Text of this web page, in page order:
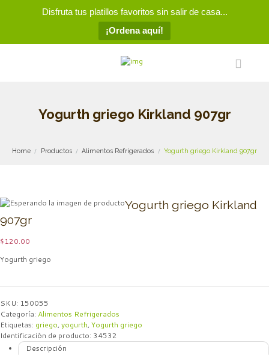
Disfruta tus platillos favoritos sin salir de casa...
¡Ordena aquí!
Yogurth griego Kirkland 907gr
Home Productos Alimentos Refrigerados Yogurth griego Kirkland 907gr
Yogurth griego Kirkland
907gr
$120.00
Yogurth griego
SKU: 150055
Categoría: Alimentos Refrigerados
Etiquetas: griego, yogurth, Yogurth griego
Identificación de producto: 34532
Descripción